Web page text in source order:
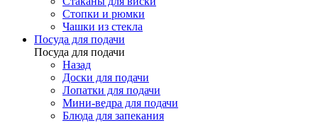
Стопки и рюмки
Чашки из стекла
Посуда для подачи
Посуда для подачи
Назад
Доски для подачи
Лопатки для подачи
Мини-ведра для подачи
Блюда для запекания